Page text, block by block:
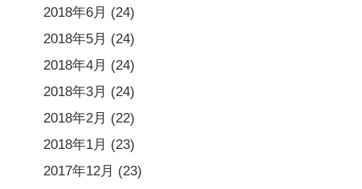
2018年6月 (24)
2018年5月 (24)
2018年4月 (24)
2018年3月 (24)
2018年2月 (22)
2018年1月 (23)
2017年12月 (23)